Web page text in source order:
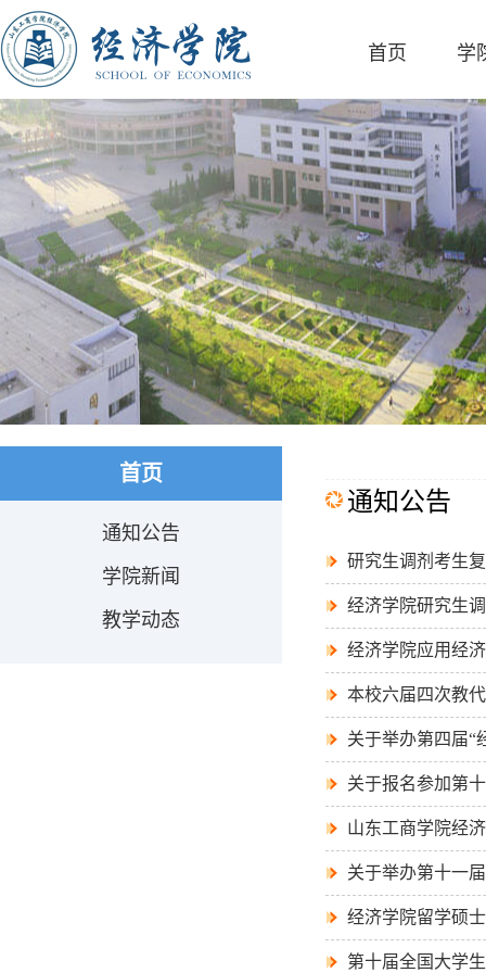
首页 学
首页
通知公告
学院新闻
教学动态
通知公告
研究生调剂考生
经济学院研究生
经济学院应用经
本校六届四次教
关于举办第四届“
关于报名参加第
山东工商学院经
关于举办第十一
经济学院留学硕
第十届全国大学